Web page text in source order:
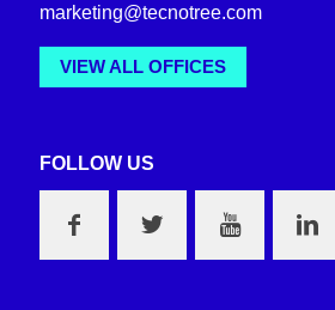
marketing@tecnotree.com
VIEW ALL OFFICES
FOLLOW US